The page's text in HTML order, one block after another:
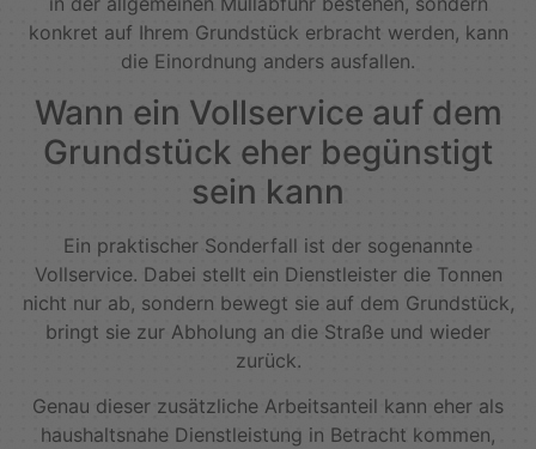
konkret auf Ihrem Grundstück erbracht werden, kann
die Einordnung anders ausfallen.
Wann ein Vollservice auf dem
Grundstück eher begünstigt
sein kann
Ein praktischer Sonderfall ist der sogenannte
Vollservice. Dabei stellt ein Dienstleister die Tonnen
nicht nur ab, sondern bewegt sie auf dem Grundstück,
bringt sie zur Abholung an die Straße und wieder
zurück.
Genau dieser zusätzliche Arbeitsanteil kann eher als
haushaltsnahe Dienstleistung in Betracht kommen,